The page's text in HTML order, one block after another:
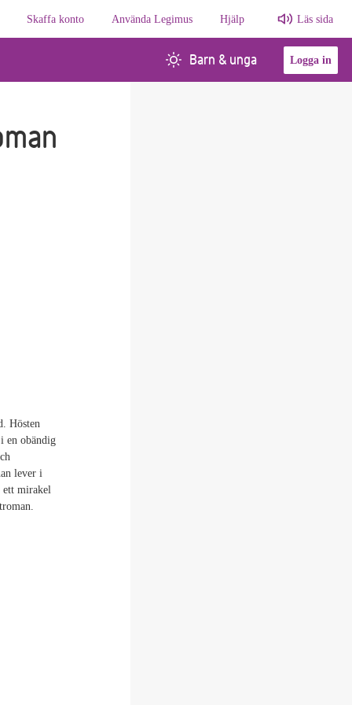
Skaffa konto Använda Legimus Hjälp Läs sida
Barn & unga Logga in
Hösten
en obändig
lever i
ett mirakel